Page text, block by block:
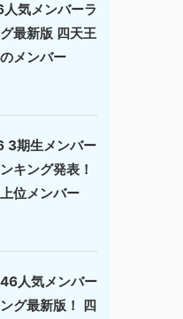
気メンバーラ
最新版 四天王
メンバー
3期生メンバー
キング発表！
位メンバー
人気メンバー
グ最新版！ 四